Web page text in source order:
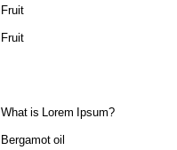
Fruit
Fruit
What is Lorem Ipsum?
Bergamot oil